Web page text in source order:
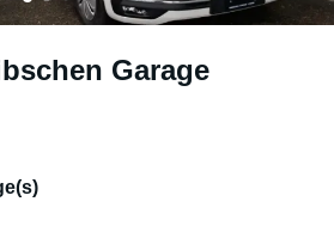
Garage